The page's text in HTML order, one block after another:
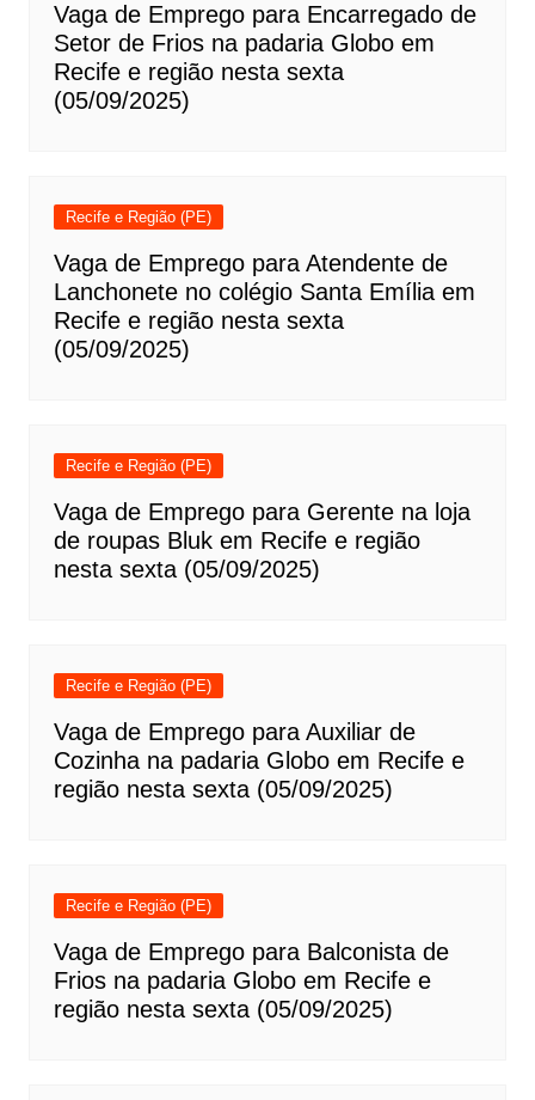
Vaga de Emprego para Encarregado de
Setor de Frios na padaria Globo em
Recife e região nesta sexta
(05/09/2025)
Recife e Região (PE)
Vaga de Emprego para Atendente de
Lanchonete no colégio Santa Emília em
Recife e região nesta sexta
(05/09/2025)
Recife e Região (PE)
Vaga de Emprego para Gerente na loja
de roupas Bluk em Recife e região
nesta sexta (05/09/2025)
Recife e Região (PE)
Vaga de Emprego para Auxiliar de
Cozinha na padaria Globo em Recife e
região nesta sexta (05/09/2025)
Recife e Região (PE)
Vaga de Emprego para Balconista de
Frios na padaria Globo em Recife e
região nesta sexta (05/09/2025)